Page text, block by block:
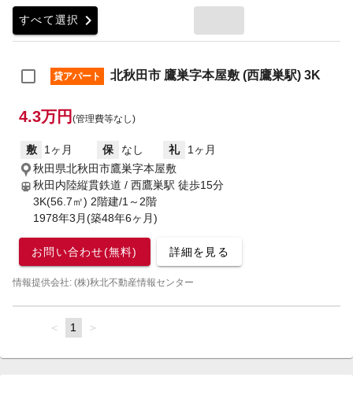
すべて選択 chevron_right
貸アパート 北秋田市 鷹巣字本屋敷 (西鷹巣駅) 3K
4.3万円 (管理費等なし)
敷 1ヶ月 保 なし 礼
1ヶ月
秋田県北秋田市鷹巣字本屋敷
秋田内陸縦貫鉄道 / 西鷹巣駅 徒歩15分
3K(56.7㎡) 2階建/1～2階
1978年3月(築48年6ヶ月)
お問い合わせ(無料) 詳細を見る
情報提供会社: (株)秋北不動産情報センター
page
You're
page
1 page